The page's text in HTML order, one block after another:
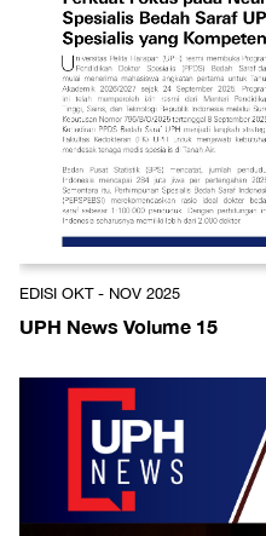
EDISI OKT - NOV 2025
UPH News Volume 15